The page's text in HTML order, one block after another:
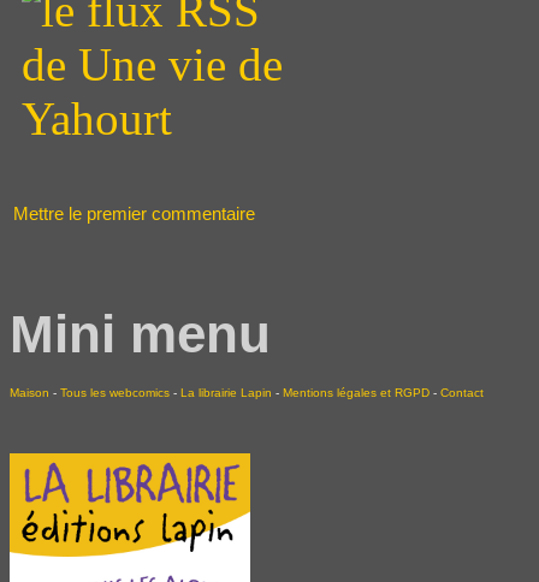
Mettre le premier commentaire
Mini menu
Maison - Tous les webcomics - La librairie Lapin - Mentions légales et RGPD - Contact